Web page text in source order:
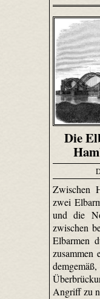
Die
Zwischen
zwei
und die
zwischen
Elbarmen
zusammen
Angriff zu